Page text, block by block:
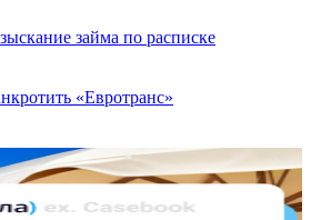
займа по расписке
«Евротранс»